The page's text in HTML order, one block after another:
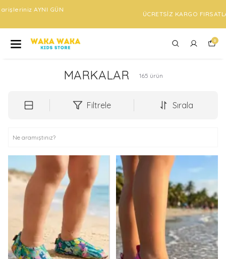
ÜCRETSİZ KARGO FIRSATLARINI KAÇIRMA !
0
MARKALAR 165 ürün
Filtrele Sırala